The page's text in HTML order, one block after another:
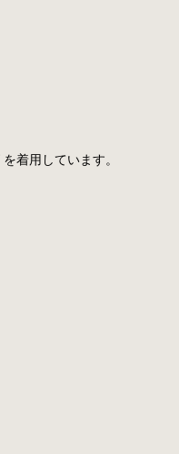
着用しています。